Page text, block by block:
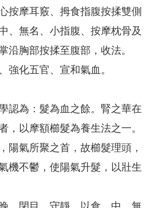
按摩耳竅、拇食指腹按揉雙側
、無名、小指腹、按摩枕骨及
沿胸部按揉至腹部，收法。
強化五官、宣和氣血。
認為：髮為血之餘。腎之華在
，以摩額櫛髮為養生法之一。
陽氣所聚之首，故櫛髮理頭，
機不鬱，使陽氣升髮，以壯生